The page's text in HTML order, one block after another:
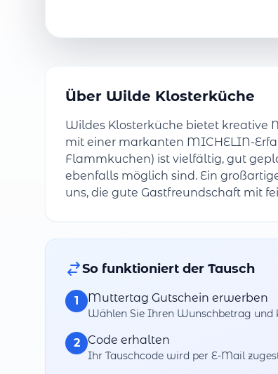
Über Wilde Klosterküche
Wildes Klosterküche bietet kreative
mit einer markanten MICHELIN-
Flammkuchen) ist vielfältig, gut
ebenfalls möglich sind. Ein
uns, die gute Gastfreundschaft mit
So funktioniert der Tausch
1 Muttertag Gutschein erwerben
Wählen Sie Ihren Wunschbetrag und
2 Code erhalten
Ihr Tauschcode wird per E-Mail